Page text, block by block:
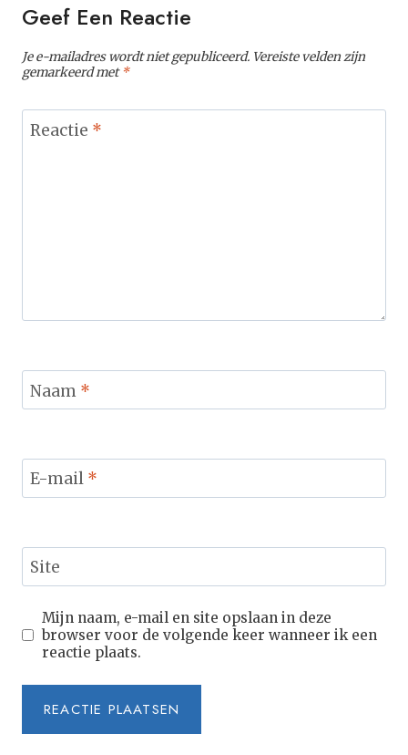
Geef Een Reactie
Je e-mailadres wordt niet gepubliceerd. Vereiste velden zijn
gemarkeerd met*
Reactie *
Naam *
E-mail *
Site
Mijn naam, e-mail en site opslaan in deze
browser voor de volgende keer wanneer ik een
reactie plaats.